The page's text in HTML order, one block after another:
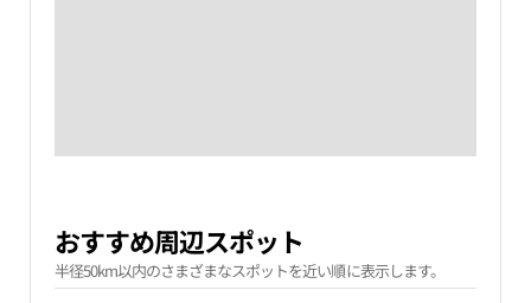
おすすめ周辺スポット
半径50km以内のさまざまなスポットを近い順に表示します。